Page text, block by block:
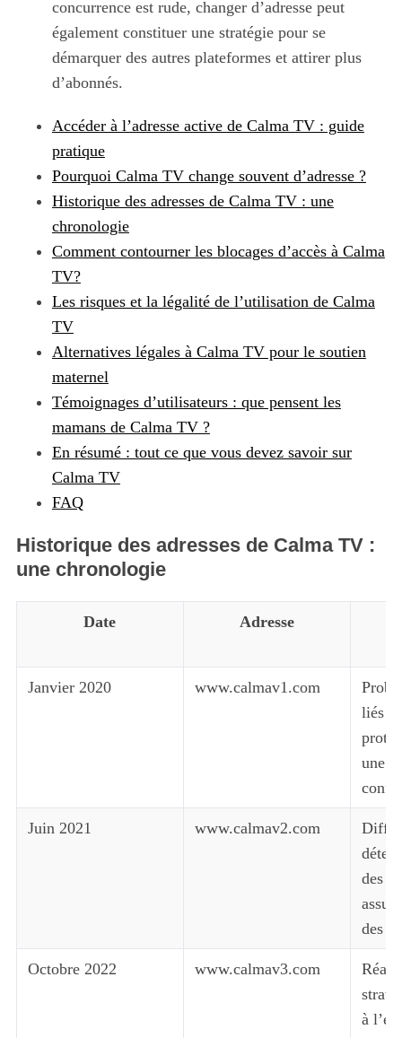
concurrence est rude, changer d’adresse peut
également constituer une stratégie pour se
démarquer des autres plateformes et attirer plus
d’abonnés.
Accéder à l’adresse active de Calma TV : guide
pratique
Pourquoi Calma TV change souvent d’adresse ?
Historique des adresses de Calma TV : une
chronologie
Comment contourner les blocages d’accès à Calma
TV?
Les risques et la légalité de l’utilisation de Calma
TV
Alternatives légales à Calma TV pour le soutien
maternel
Témoignages d’utilisateurs : que pensent les
mamans de Calma TV ?
En résumé : tout ce que vous devez savoir sur
Calma TV
FAQ
Historique des adresses de Calma TV :
une chronologie
Date Adresse
Janvier 2020 www.calmav1.com
liés à
une
Juin 2021 www.calmav2.com
des
des
Octobre 2022 www.calmav3.com
à